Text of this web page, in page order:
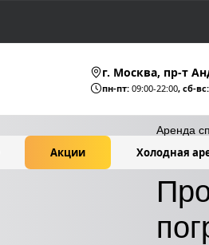
г. Москва, пр-т
пн-пт: 09:00-22:00, сб-вс:
Акции Холодная
Аренда